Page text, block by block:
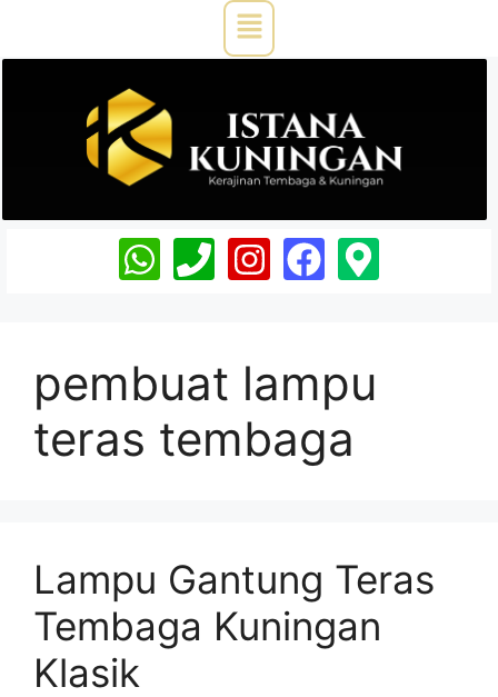
pembuat lampu
teras tembaga
Lampu Gantung Teras
Tembaga Kuningan
Klasik